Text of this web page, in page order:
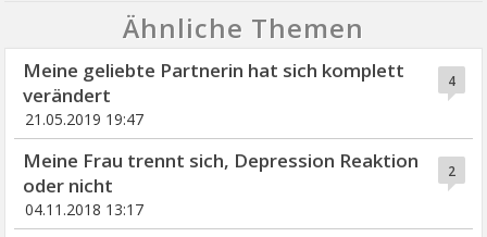
Ähnliche Themen
4
Meine geliebte Partnerin hat sich komplett
verändert
21.05.2019 19:47
2
Meine Frau trennt sich, Depression Reaktion
oder nicht
04.11.2018 13:17